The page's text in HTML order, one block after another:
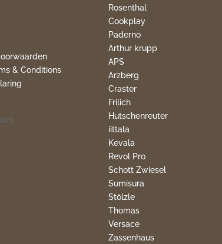
& Conditions
Rosenthal
Cookplay
Paderno
Arthur krupp
APS
Arzberg
Craster
Frilich
Hutschenreuter
iittala
Kevala
Revol Pro
Schott Zwiesel
Sumisura
Stölzle
Thomas
Versace
Zassenhaus